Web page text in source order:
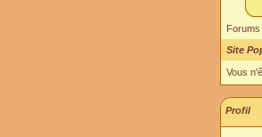
Site
Vous
Profil